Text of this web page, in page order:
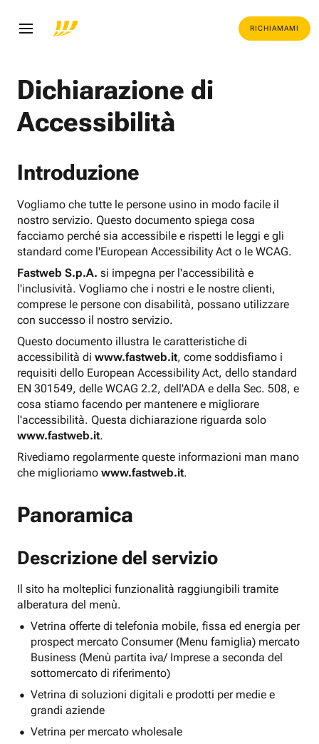
RICHIAMAMI
Dichiarazione di
Accessibilità
Introduzione
Vogliamo che tutte le persone usino in modo facile il
nostro servizio. Questo documento spiega cosa
facciamo perché sia accessibile e rispetti le leggi e gli
standard come l'European Accessibility Act o le WCAG.
Fastweb S.p.A. si impegna per l'accessibilità e
l'inclusività. Vogliamo che i nostri e le nostre clienti,
comprese le persone con disabilità, possano utilizzare
con successo il nostro servizio.
Questo documento illustra le caratteristiche di
accessibilità di www.fastweb.it, come soddisfiamo i
requisiti dello European Accessibility Act, dello standard
EN 301549, delle WCAG 2.2, dell'ADA e della Sec. 508, e
cosa stiamo facendo per mantenere e migliorare
l'accessibilità. Questa dichiarazione riguarda solo
www.fastweb.it.
Rivediamo regolarmente queste informazioni man mano
che miglioriamo www.fastweb.it.
Panoramica
Descrizione del servizio
Il sito ha molteplici funzionalità raggiungibili tramite
alberatura del menù.
Vetrina offerte di telefonia mobile, fissa ed energia per
prospect mercato Consumer (Menu famiglia) mercato
Business (Menù partita iva/ Imprese a seconda del
sottomercato di riferimento)
Vetrina di soluzioni digitali e prodotti per medie e
grandi aziende
Vetrina per mercato wholesale